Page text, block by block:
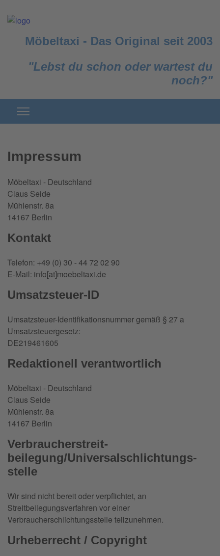
Möbeltaxi - Das Original seit 2003
"Lebst du schon oder wartest du
noch?"
Impressum
Möbeltaxi - Deutschland
Claus Seide
Mühlenstr. 8a
14167 Berlin
Kontakt
Telefon: +49 (0) 30 - 44 72 02 90
E-Mail: info[at]moebeltaxi.de
Umsatzsteuer-ID
Umsatzsteuer-Identifikationsnummer gemäß § 27 a
Umsatzsteuergesetz:
DE219461605
Redaktionell verantwortlich
Möbeltaxi - Deutschland
Claus Seide
Mühlenstr. 8a
14167 Berlin
Verbraucher­streit­
beilegung/Universal­schlichtungs­
stelle
Wir sind nicht bereit oder verpflichtet, an
Streitbeilegungsverfahren vor einer
Verbraucherschlichtungsstelle teilzunehmen.
Urheberrecht / Copyright